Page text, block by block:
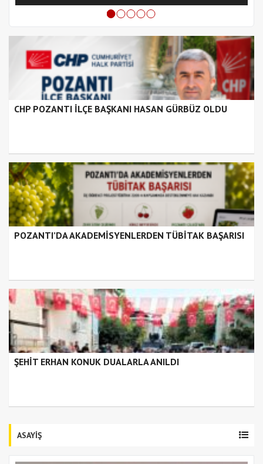
CHP POZANTI İLÇE BAŞKANI HASAN GÜRBÜZ OLDU
POZANTI’DA AKADEMİSYENLERDEN TÜBİTAK BAŞARISI
ŞEHİT ERHAN KONUK DUALARLA ANILDI
ASAYİŞ